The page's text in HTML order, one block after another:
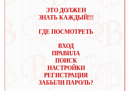
ЭТО ДОЛЖЕН
ЗНАТЬ КАЖДЫЙ!!!
ГДЕ ПОСМОТРЕТЬ
ВХОД
ПРАВИЛА
ПОИСК
НАСТРОЙКИ
РЕГИСТРАЦИЯ
ЗАБЫЛИ ПАРОЛЬ?